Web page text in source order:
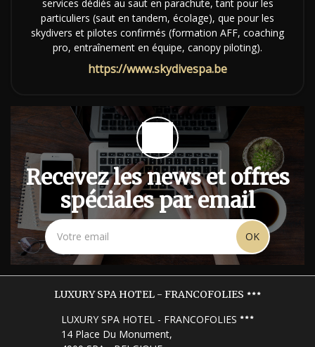
services dédiés au saut en parachute, tant pour les
particuliers (saut en tandem, écolage), que pour les
skydivers et pilotes confirmés (formation AFF, coaching
pro, entraînement en équipe, canopy piloting).
https://www.skydivespa.be
Recevez les news et offres
spéciales par email
OK
LUXURY SPA HOTEL - FRANCOFOLIES
LUXURY SPA HOTEL - FRANCOFOLIES
14 Place Du Monument,